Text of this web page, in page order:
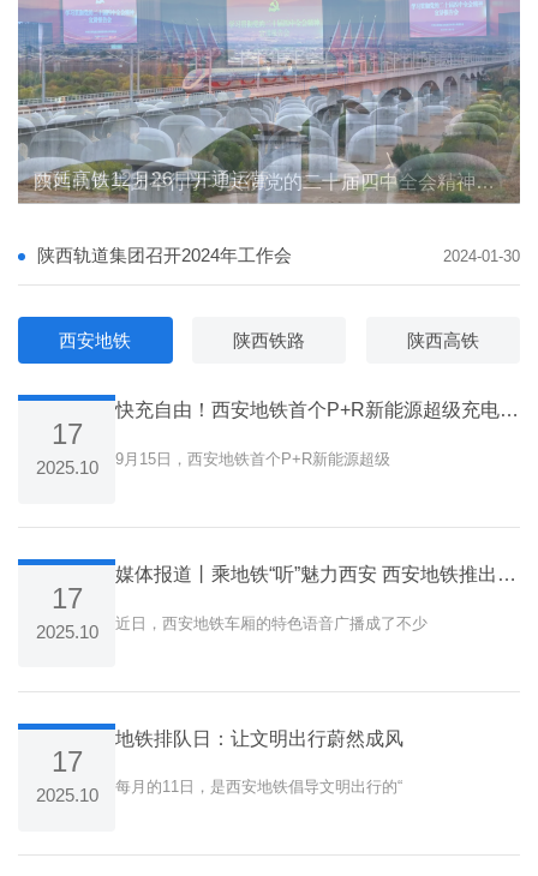
陕西轨道集团与省邮政管理局携手推进“轨道交通+邮政快递”融合发展
陕西轨道集团督导宝麟铁路公司安全生产与防汛备汛
陕西轨道交通集团有限公司 主要负责人及安全生产管理人员安全教育专题培训班圆满完成
西延高铁12月26日开通运营
陕西轨道集团举行学习贯彻党的二十届四中全会精神宣讲报告会
陕西轨道集团与省邮政管理局携手推进“轨道交通+邮政快递”融合发展
陕西轨道集团督导宝麟铁路公司安全生产与防汛备汛
陕西轨道集团召开2024年工作会 2024-01-30
西安地铁 陕西铁路 陕西高铁
17
2025.10
快充自由！西安地铁首个P+R新能源超级充电站开业试运营
9月15日，西安地铁首个P+R新能源超级
17
2025.10
媒体报道丨乘地铁“听”魅力西安 西安地铁推出特色语音广播
近日，西安地铁车厢的特色语音广播成了不少
17
2025.10
地铁排队日：让文明出行蔚然成风
每月的11日，是西安地铁倡导文明出行的“